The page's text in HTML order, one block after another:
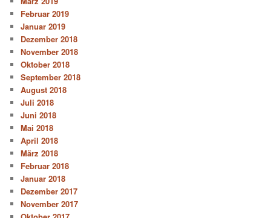
Februar 2019
Januar 2019
Dezember 2018
November 2018
Oktober 2018
September 2018
August 2018
Juli 2018
Juni 2018
Mai 2018
April 2018
März 2018
Februar 2018
Januar 2018
Dezember 2017
November 2017